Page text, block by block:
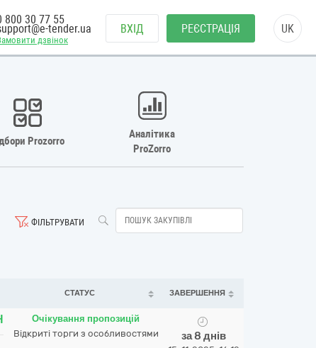
дзвінок
800 30 77 55
tender.ua ВХІД РЕЄСТРАЦІЯ UK
Prozorro
Аналітика
ProZorro
ФІЛЬТРУВАТИ
СТАТУС ЗАВЕРШЕННЯ
Очікування пропозицій
Відкриті торги з особливостями
за 8 днів